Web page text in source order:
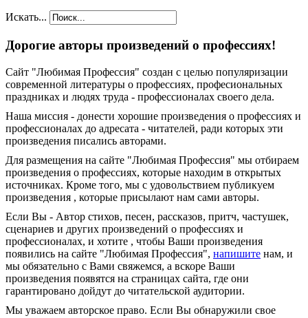
Искать...
Дорогие авторы произведений о профессиях!
Сайт "Любимая Профессия" создан c целью популяризации
современной литературы о профессиях, професиональных
праздниках и людях труда - профессионалах своего дела.
Наша миссия - донести хорошие произведения о профессиях и
профессионалах до адресата - читателей, ради которых эти
произведения писались авторами.
Для размещения на сайте "Любимая Профессия" мы отбираем
произведения о профессиях, которые находим в открытых
источниках. Кроме того, мы с удовольствием публикуем
произведения , которые присылают нам сами авторы.
Если Вы - Автор стихов, песен, рассказов, притч, частушек,
сценариев и других произведений о профессиях и
профессионалах, и хотите , чтобы Ваши произведения
появились на сайте "Любимая Профессия", напишите нам, и
мы обязательно с Вами свяжемся, а вскоре Ваши
произведения появятся на страницах сайта, где они
гарантировано дойдут до читательской аудитории.
Мы уважаем авторское право. Если Вы обнаружили свое